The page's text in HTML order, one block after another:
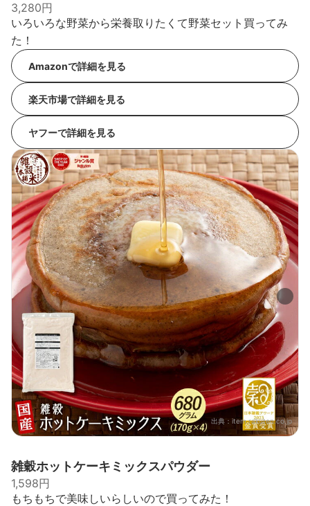
3,280円
いろいろな野菜から栄養取りたくて野菜セット買ってみ
た！
Amazonで詳細を見る
楽天市場で詳細を見る
ヤフーで詳細を見る
出典： item.rakuten.co.jp
雑穀ホットケーキミックスパウダー
1,598円
もちもちで美味しいらしいので買ってみた！